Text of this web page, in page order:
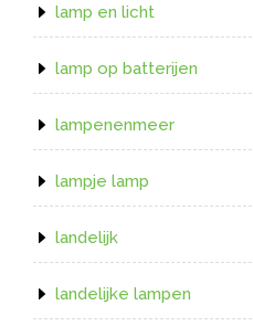
lamp en licht
lamp op batterijen
lampenenmeer
lampje lamp
landelijk
landelijke lampen